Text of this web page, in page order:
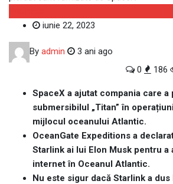
iunie 22, 2023
By admin
3 ani ago
0
186
SpaceX a ajutat compania care a
submersibilul „Titan” în
mijlocul oceanului Atlantic.
OceanGate Expeditions a
Starlink ai lui Elon Musk pentru a
internet în Oceanul Atlantic.
Nu este sigur dacă Starlink a dus